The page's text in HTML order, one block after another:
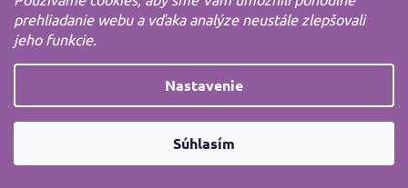
prehliadanie webu a vďaka analýze neustále zlepšovali
jeho funkcie.
Nastavenie
Súhlasím